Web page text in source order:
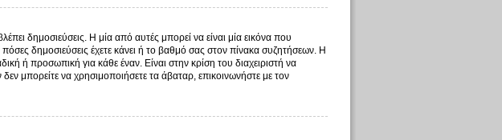
δημοσιεύσεις. Η μία από αυτές μπορεί να είναι μία εικόνα που
δημοσιεύσεις έχετε κάνει ή το βαθμό σας στον πίνακα συζητήσεων. Η
ή προσωπική για κάθε έναν. Είναι στην κρίση του διαχειριστή να
μπορείτε να χρησιμοποιήσετε τα άβαταρ, επικοινωνήστε με τον